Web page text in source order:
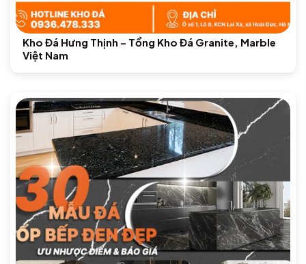
Kho Đá Hưng Thịnh – Tổng Kho Đá Granite, Marble
Việt Nam